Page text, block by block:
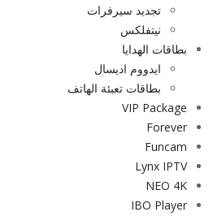
تجديد سيرفرات
نيتفلكس
بطاقات الهدايا
ايدووم اديسال
بطاقات تعبئة الهاتف
VIP Package
Forever
Funcam
Lynx IPTV
NEO 4K
IBO Player